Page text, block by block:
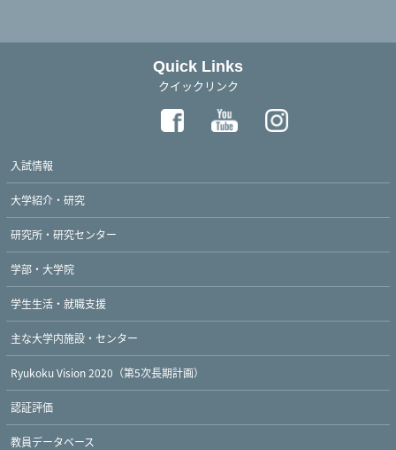
Quick Links
クイックリンク
入試情報
大学紹介・研究
研究所・研究センター
学部・大学院
学生生活・就職支援
主な大学内施設・センター
Ryukoku Vision 2020（第5次長期計画）
認証評価
教員データベース